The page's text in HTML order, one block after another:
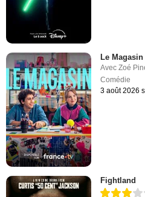
Le Magasin
AvecZoé
Comédie
3 août 2026
Fightland